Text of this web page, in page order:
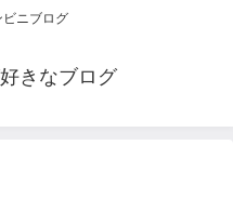
ビニブログ
きなブログ